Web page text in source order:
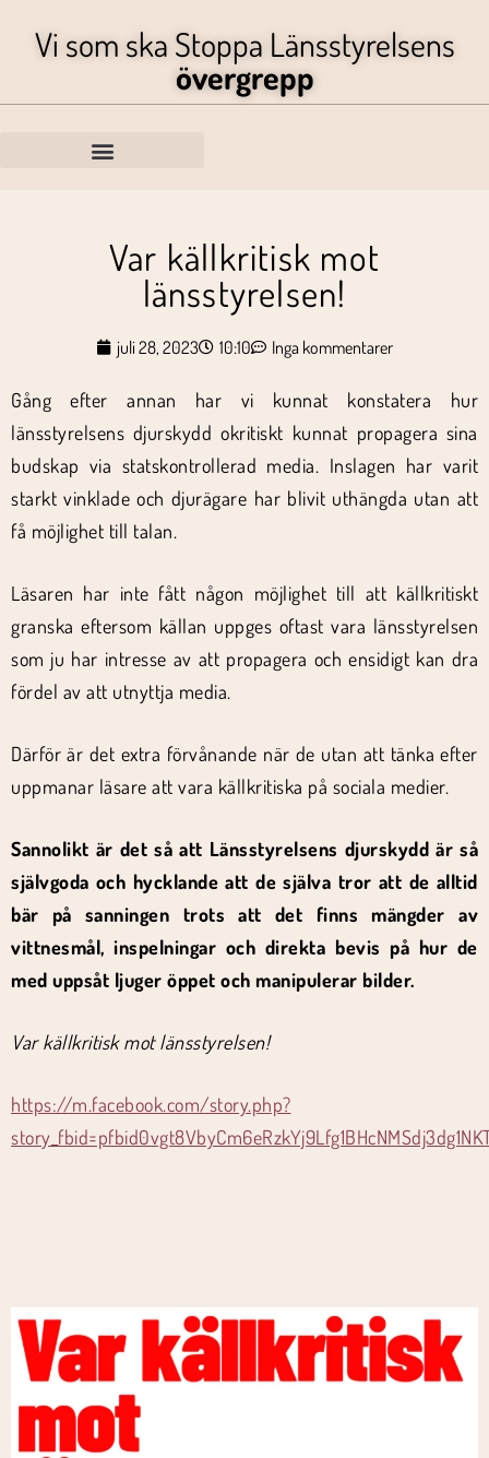
Vi som ska Stoppa Länsstyrelsens
övergrepp
Var källkritisk mot
länsstyrelsen!
juli 28, 2023 10:10 Inga kommentarer
Gång efter annan har vi kunnat konstatera hur
länsstyrelsens djurskydd okritiskt kunnat propagera sina
budskap via statskontrollerad media. Inslagen har varit
starkt vinklade och djurägare har blivit uthängda utan att
få möjlighet till talan.
Läsaren har inte fått någon möjlighet till att källkritiskt
granska eftersom källan uppges oftast vara länsstyrelsen
som ju har intresse av att propagera och ensidigt kan dra
fördel av att utnyttja media.
Därför är det extra förvånande när de utan att tänka efter
uppmanar läsare att vara källkritiska på sociala medier.
Sannolikt är det så att Länsstyrelsens djurskydd är så
självgoda och hycklande att de själva tror att de alltid
bär på sanningen trots att det finns mängder av
vittnesmål, inspelningar och direkta bevis på hur de
med uppsåt ljuger öppet och manipulerar bilder.
Var källkritisk mot länsstyrelsen!
https://m.facebook.com/story.php?